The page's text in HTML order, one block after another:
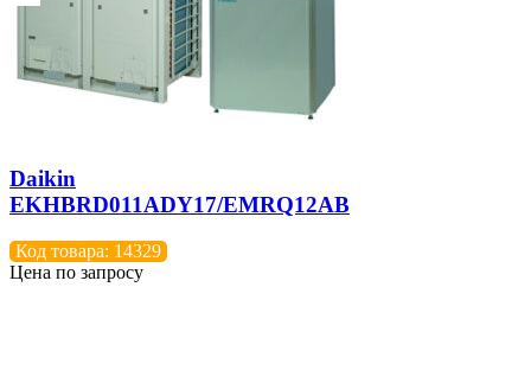
Daikin
EKHBRD011ADY17/EMRQ12AB
Код товара: 14329
Цена по запросу